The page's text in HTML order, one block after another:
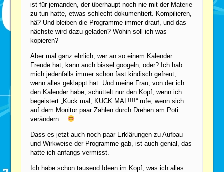
ist für jemanden, der überhaupt noch nie mit der Materie
zu tun hatte, etwas schlecht dokumentiert. Kompilieren,
hä? Und bleiben die Programme immer drauf, und das
nächste wird dazu geladen? Wohin soll ich was
kopieren?
Aber mal ganz ehrlich, wer an so einem Kalender
Freude hat, kann auch bissel googeln, oder? Ich hab
mich jedenfalls immer schon fast kindisch gefreut,
wenn alles geklappt hat. Und meine Frau, von der ich
den Kalender habe, schüttelt nur den Kopf, wenn ich
begeistert „Kuck mal, KUCK MAL!!!!“ rufe, wenn sich
auf dem Monitor paar Zahlen durch Drehen am Poti
verändern…
Dass es jetzt auch noch paar Erklärungen zu Aufbau
und Wirkweise der Programme gab, ist auch genial, das
hatte ich anfangs vermisst.
Ich habe schon tausend Ideen im Kopf, was ich alles